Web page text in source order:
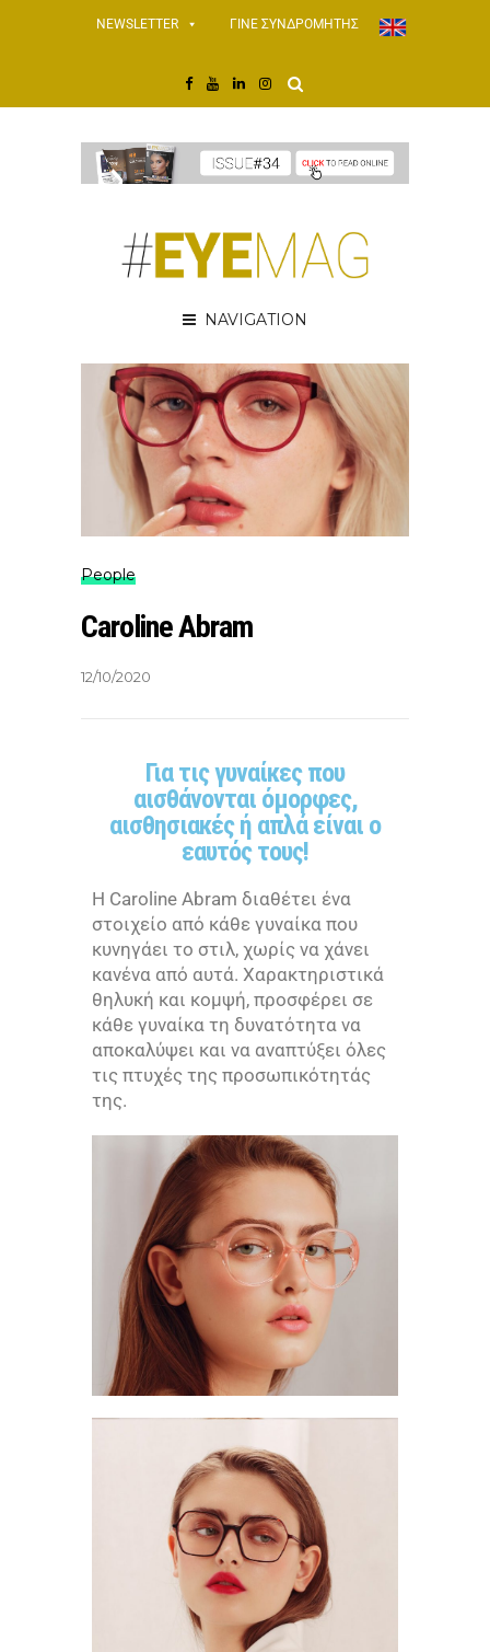
NEWSLETTER ΓΙΝΕ ΣΥΝΔΡΟΜΗΤΗΣ
NAVIGATION
People
Caroline Abram
12/10/2020
Για τις γυναίκες που
αισθάνονται όμορφες,
αισθησιακές ή απλά είναι ο
εαυτός τους!
Η Caroline Abram διαθέτει ένα
στοιχείο από κάθε γυναίκα που
κυνηγάει το στιλ, χωρίς να χάνει
κανένα από αυτά. Χαρακτηριστικά
θηλυκή και κομψή, προσφέρει σε
κάθε γυναίκα τη δυνατότητα να
αποκαλύψει και να αναπτύξει όλες
τις πτυχές της προσωπικότητάς
της.